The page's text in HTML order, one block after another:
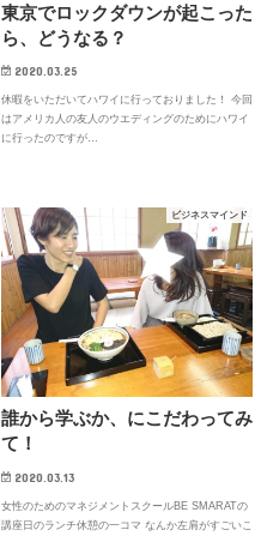
東京でロックダウンが起こった
ら、どうなる？
2020.03.25
休暇をいただいてハワイに行っておりました！ 今回
はアメリカ人の友人のウエディングのためにハワイ
に行ったのですが…
ビジネスマインド
誰から学ぶか、にこだわってみ
て！
2020.03.13
女性のためのマネジメントスクールBE SMARATの
講座日のランチ休憩の一コマ なんか左肩がすごいこ